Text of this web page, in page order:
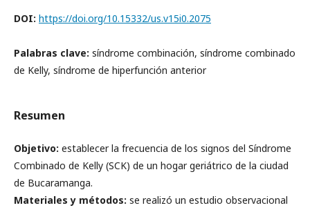
DOI: https://doi.org/10.15332/us.v15i0.2075
Palabras clave: síndrome combinación, síndrome combinado
de Kelly, síndrome de hiperfunción anterior
Resumen
Objetivo: establecer la frecuencia de los signos del Síndrome
Combinado de Kelly (SCK) de un hogar geriátrico de la ciudad
de Bucaramanga.
Materiales y métodos: se realizó un estudio observacional